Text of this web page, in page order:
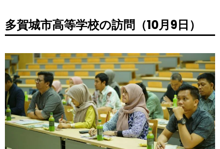
多賀城市高等学校の訪問（10月9日）